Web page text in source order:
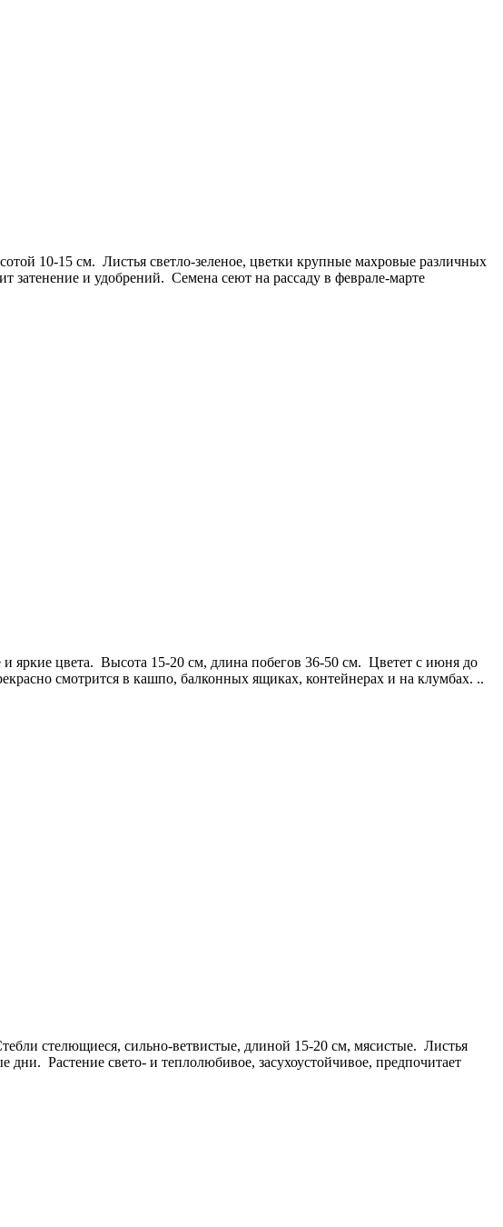
10-15 см. Листья светло-зеленое, цветки крупные махровые различных
и удобрений. Семена сеют на рассаду в феврале-марте
цвета. Высота 15-20 см, длина побегов 36-50 см. Цветет с июня до
смотрится в кашпо, балконных ящиках, контейнерах и на клумбах. ..
стелющиеся, сильно-ветвистые, длиной 15-20 см, мясистые. Листья
Растение свето- и теплолюбивое, засухоустойчивое, предпочитает